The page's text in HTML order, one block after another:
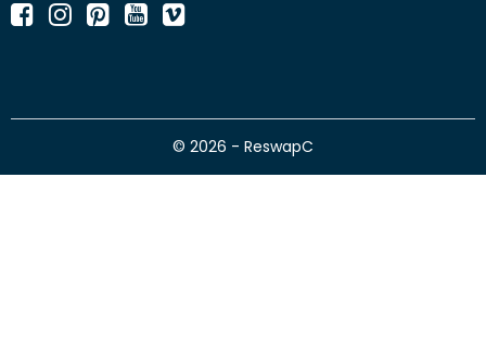
© 2026 - ReswapC